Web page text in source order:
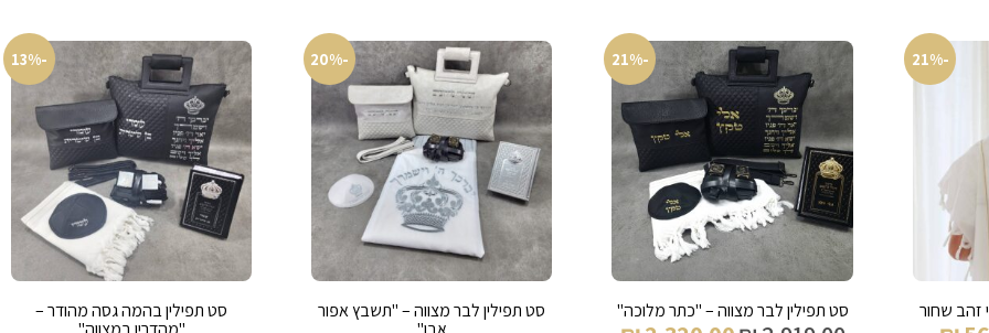
-21%
זהב שחור
-21%
סט תפילין לבר מצווה – "כתר מלוכה"
-20%
סט תפילין לבר מצווה – "תשבץ אפור
-13%
סט תפילין בהמה גסה מהודר –